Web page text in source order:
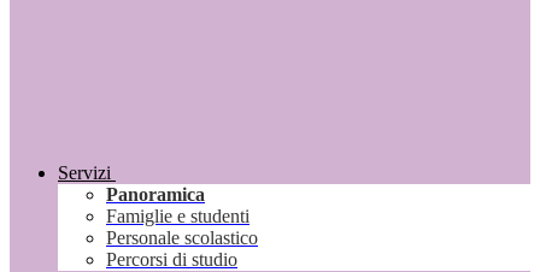
Servizi
Panoramica
Famiglie e studenti
Personale scolastico
Percorsi di studio